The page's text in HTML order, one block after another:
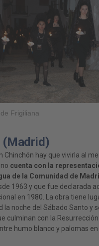
Frigiliana
(Madrid)
Chinchón hay que vivirla al
cuenta con la
de la Comunidad de
1963 y que fue declarada
en 1980. La obra tiene
la noche del Sábado Santo y
culminan con la
humo blanco y palomas en